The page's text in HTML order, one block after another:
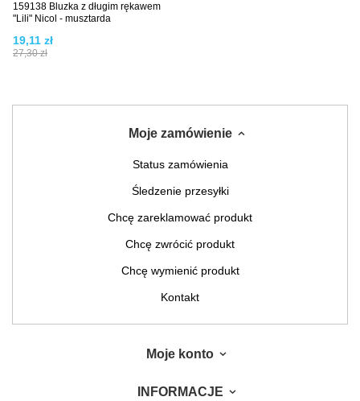
159138 Bluzka z długim rękawem
"Lili" Nicol - musztarda
27,30 zł
19,11 zł
Moje zamówienie
Status zamówienia
Śledzenie przesyłki
Chcę zareklamować produkt
Chcę zwrócić produkt
Chcę wymienić produkt
Kontakt
Moje konto
INFORMACJE